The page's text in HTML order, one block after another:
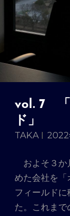
vol. 7 「
ド」
TAKA 2022
およそ３か
めた会社を「
フィールド
た。これま